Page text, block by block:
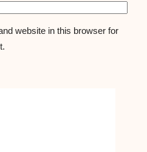
website in this browser for